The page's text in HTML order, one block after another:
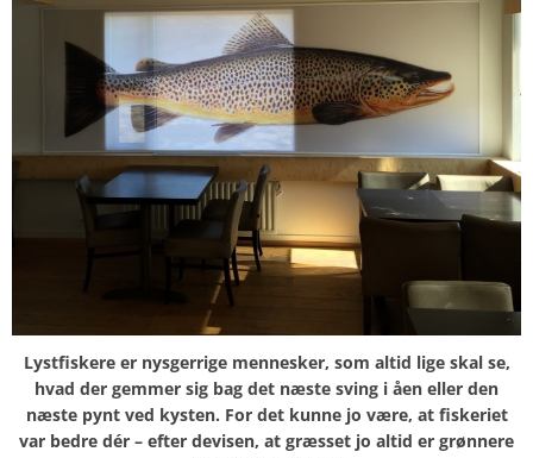
Lystfiskere er nysgerrige mennesker, som altid lige skal se,
hvad der gemmer sig bag det næste sving i åen eller den
næste pynt ved kysten. For det kunne jo være, at fiskeriet
var bedre dér – efter devisen, at græsset jo altid er grønnere